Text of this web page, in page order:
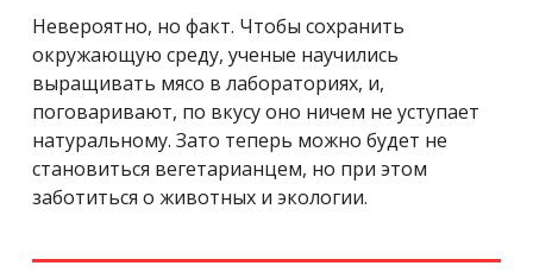
Невероятно, но факт. Чтобы сохранить
окружающую среду, ученые научились
выращивать мясо в лабораториях, и,
поговаривают, по вкусу оно ничем не уступает
натуральному. Зато теперь можно будет не
становиться вегетарианцем, но при этом
заботиться о животных и экологии.